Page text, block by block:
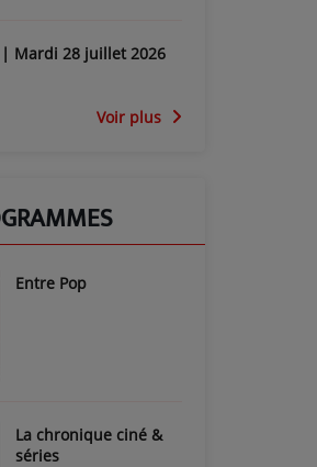
Mardi 28 juillet 2026
Voir plus
Entre Pop
La chronique ciné &
séries